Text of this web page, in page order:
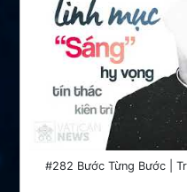
#282 Bước Từng Bước |